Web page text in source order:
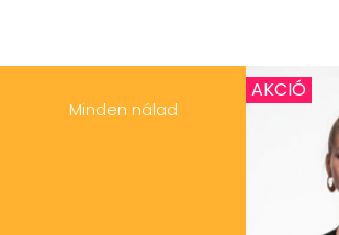
Minden nálad
AKCIÓ